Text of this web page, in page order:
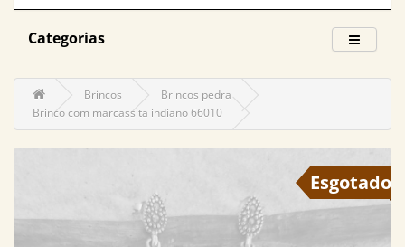
Categorias
Brincos
Brincos pedra
Brinco com marcassita indiano 66010